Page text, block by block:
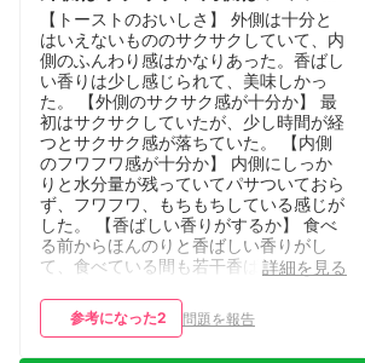
の美味しさ
【トーストのおいしさ】 外側は十分と
はいえないもののサクサクしていて、内
側のふんわり感はかなりあった。香ばし
い香りは少し感じられて、美味しかっ
た。 【外側のサクサク感が十分か】 最
初はサクサクしていたが、少し時間が経
つとサクサク感が落ちていた。 【内側
のフワフワ感が十分か】 内側にしっか
りと水分量が残っていてパサついておら
ず、フワフワ、もちもちしている感じが
した。 【香ばしい香りがするか】 食べ
る前からほんのりと香ばしい香りがし
て、食べている間も若干香ばしかった
詳細を見る
参考になった2 問題を報告